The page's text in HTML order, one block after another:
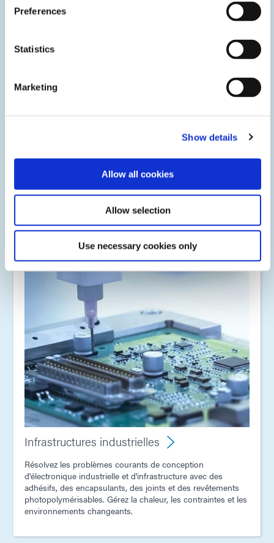
Preferences
Statistics
Marketing
Show details
Allow all cookies
Allow selection
Use necessary cookies only
Les adhésifs polymérisables, revêtements et encapsulants
assembler des systèmes avancés d'assistance à la conduite,
des modules de caméra, des centres d'infodivertissement et
Infrastructures industrielles
Résolvez les problèmes courants de conception
d'électronique industrielle et d'infrastructure avec des
adhésifs, des encapsulants, des joints et des revêtements
photopolymérisables. Gérez la chaleur, les contraintes et les
environnements changeants.